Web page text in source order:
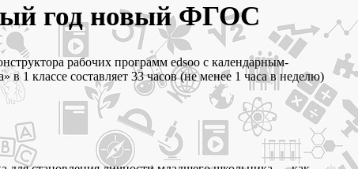
год новый ФГОС
рабочих программ edsoo с календарным-
классе составляет 33 часов (не менее 1 часа в неделю)